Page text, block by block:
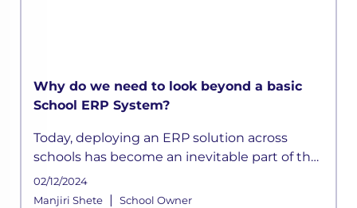
Why do we need to look beyond a basic
School ERP System?
Today, deploying an ERP solution across
schools has become an inevitable part of the
school functioning where a systemic
framework handles all the aspects of its
02/12/2024
Manjiri Shete| School Owner